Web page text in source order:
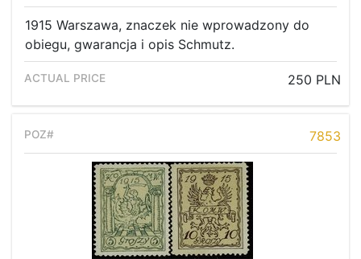
1915 Warszawa, znaczek nie wprowadzony do
obiegu, gwarancja i opis Schmutz.
250 PLN
7853